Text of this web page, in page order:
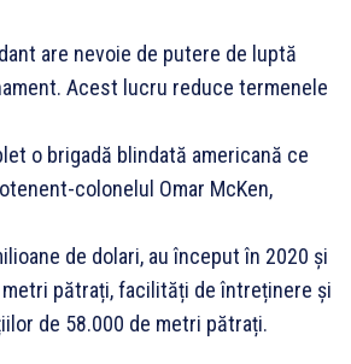
are nevoie de putere de luptă
Acest lucru reduce termenele
o brigadă blindată americană ce
colonelul Omar McKen,
de dolari, au început în 2020 și
pătrați, facilități de întreținere și
de 58.000 de metri pătrați.